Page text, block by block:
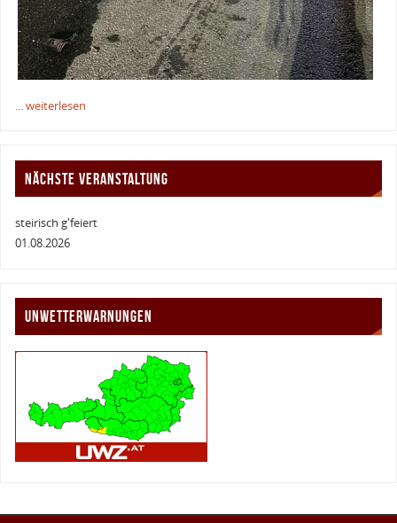
... weiterlesen
NÄCHSTE VERANSTALTUNG
steirisch g'feiert
01.08.2026
UNWETTERWARNUNGEN